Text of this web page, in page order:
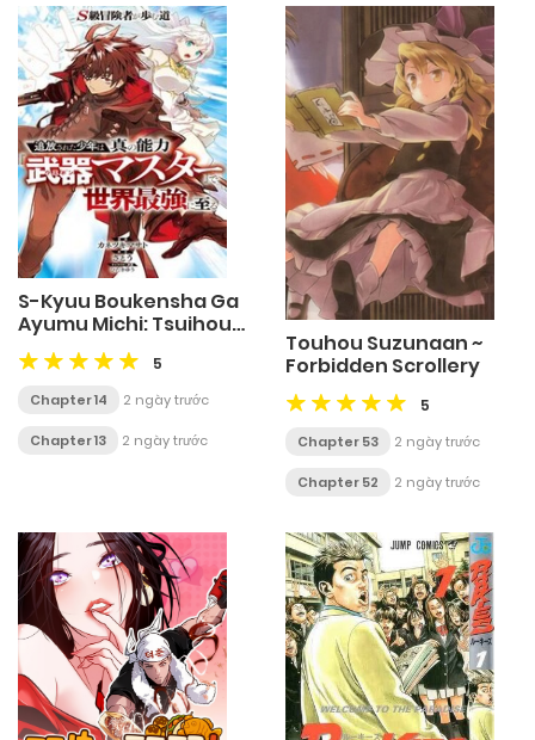
S-Kyuu Boukensha Ga
Ayumu Michi: Tsuihou
Sareta Shounen Wa
Shin No Nouryoku 'Buki
Master' De Sekai
Saikyou Ni Itaru
5
Chapter 14 2 ngày trước
Chapter 13 2 ngày trước
Touhou Suzunaan ~
Forbidden Scrollery
5
Chapter 53 2 ngày trước
Chapter 52 2 ngày trước